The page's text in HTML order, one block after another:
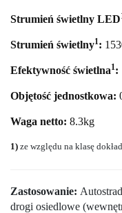
Strumień świetlny LED
Strumień świetlny1 :
Efektywność świetlna1 :
Objętość jednostkowa:
Waga netto: 8.3kg
1) ze względu na klasę
Zastosowanie:
drogi osiedlowe